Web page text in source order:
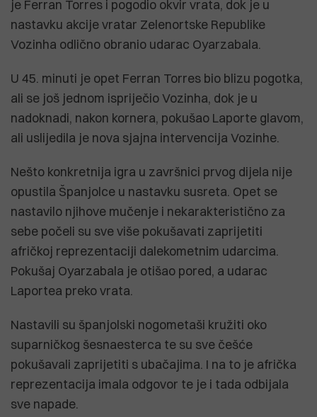
je Ferran Torres i pogodio okvir vrata, dok je u
nastavku akcije vratar Zelenortske Republike
Vozinha odlično obranio udarac Oyarzabala.
U 45. minuti je opet Ferran Torres bio blizu pogotka,
ali se još jednom ispriječio Vozinha, dok je u
nadoknadi, nakon kornera, pokušao Laporte glavom,
ali uslijedila je nova sjajna intervencija Vozinhe.
Nešto konkretnija igra u završnici prvog dijela nije
opustila Španjolce u nastavku susreta. Opet se
nastavilo njihove mučenje i nekarakteristično za
sebe počeli su sve više pokušavati zaprijetiti
afričkoj reprezentaciji dalekometnim udarcima.
Pokušaj Oyarzabala je otišao pored, a udarac
Laportea preko vrata.
Nastavili su španjolski nogometaši kružiti oko
suparničkog šesnaesterca te su sve češće
pokušavali zaprijetiti s ubačajima. I na to je afrička
reprezentacija imala odgovor te je i tada odbijala
sve napade.